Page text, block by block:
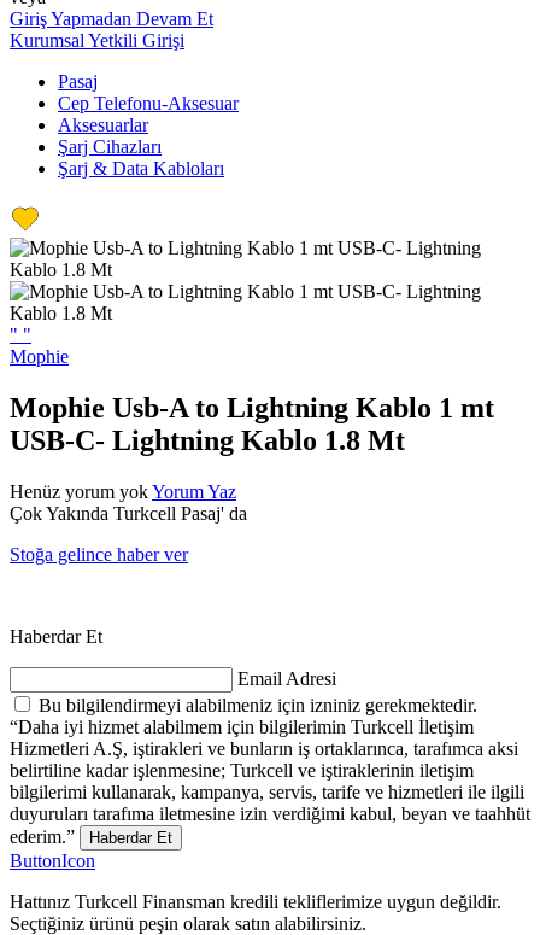
Giriş Yapmadan Devam Et
Kurumsal Yetkili Girişi
Pasaj
Cep Telefonu-Aksesuar
Aksesuarlar
Şarj Cihazları
Şarj & Data Kabloları
" "
Mophie
Mophie Usb-A to Lightning Kablo 1 mt
USB-C- Lightning Kablo 1.8 Mt
Henüz yorum yokYorum Yaz
Çok Yakında Turkcell Pasaj' da
Stoğa gelince haber ver
Haberdar Et
Email Adresi
Bu bilgilendirmeyi alabilmeniz için izniniz gerekmektedir.
“Daha iyi hizmet alabilmem için bilgilerimin Turkcell İletişim
Hizmetleri A.Ş, iştirakleri ve bunların iş ortaklarınca, tarafımca aksi
belirtiline kadar işlenmesine; Turkcell ve iştiraklerinin iletişim
bilgilerimi kullanarak, kampanya, servis, tarife ve hizmetleri ile ilgili
duyuruları tarafıma iletmesine izin verdiğimi kabul, beyan ve taahhüt
ederim.”
Haberdar Et
ButtonIcon
Hattınız Turkcell Finansman kredili tekliflerimize uygun değildir.
Seçtiğiniz ürünü peşin olarak satın alabilirsiniz.